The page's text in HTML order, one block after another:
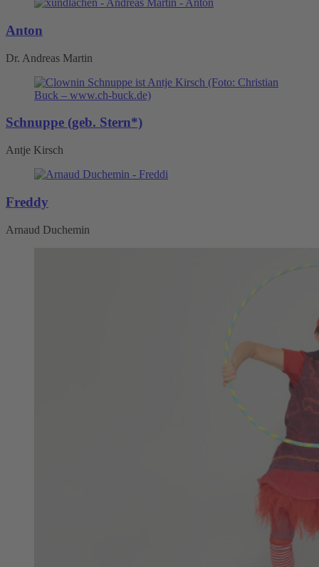
Anton
Dr. Andreas Martin
Schnuppe (geb. Stern*)
Antje Kirsch
Freddy
Arnaud Duchemin